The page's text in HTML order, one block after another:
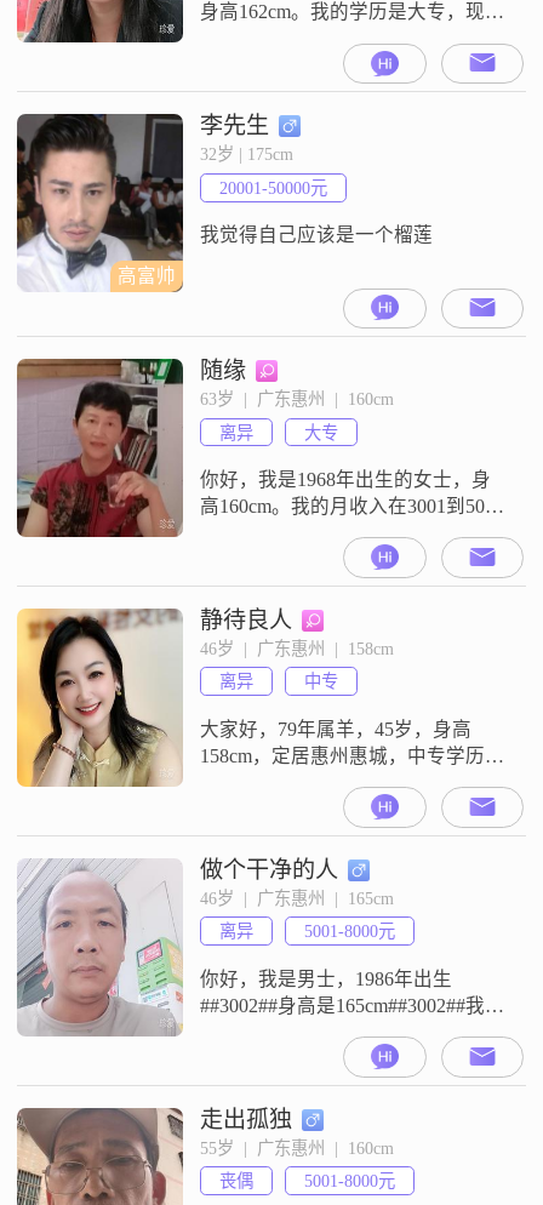
身高162cm。我的学历是大专，现在
元之间。关于我的性格，我是一个
热爱生活的人，平时真诚可靠。我
性格乐观积极，平时比较开朗爱
笑。在生活中，我也是一个温柔体
贴、善解人意的人。同时，我也很
独立自信。我目前是单身状态，希
望在这里遇到合适的另一半。我对
高富帅
李先生
32岁 | 175cm
20001-50000元
我觉得自己应该是一个榴莲
随缘
63岁  |  广东惠州  |  160cm
离异
大专
你好，我是1968年出生的女士，身
高160cm。我的月收入在3001到5000
元之间，现在在河源工作。我的学
历是大专。我是一个善解人意的
人，平时性格开朗爱笑，心态乐观
积极。和人相处的时候，我真诚可
靠，随和易相处。我比较独立自
信，喜欢享受当下的生活，也很热
爱生活。平时我也注重健康管理。
我希望能在这里遇到合适的人，两
个人可
静待良人
46岁  |  广东惠州  |  158cm
离异
中专
大家好，79年属羊，45岁，身高
158cm，定居惠州惠城，中专学历，
自主经营女性SPA养护实体店，月收
入稳定##3002##离异，孩子抚养权
归前夫，日常独自经营小店，生活
简单规律##3002##性格温和体贴
##3001##共情力强，待人踏实真
诚，不玩套路##3001##不喜虚言
##3002##平日空闲偏爱打理生活##3
做个干净的人
46岁  |  广东惠州  |  165cm
离异
5001-8000元
你好，我是男士，1986年出生
##3002##身高是165cm##3002##我的
学历是中专##3002##现在的工作地
点在惠州，月收入在5001到8000元
这个范围##3002##关于我的性格特
征，我自己是比较自信果断的，平
时待人随和，也很容易和人相处
##3002##我对生活的态度是活在当
下，把眼前的事情和当下的感受
走出孤独
55岁  |  广东惠州  |  160cm
丧偶
5001-8000元